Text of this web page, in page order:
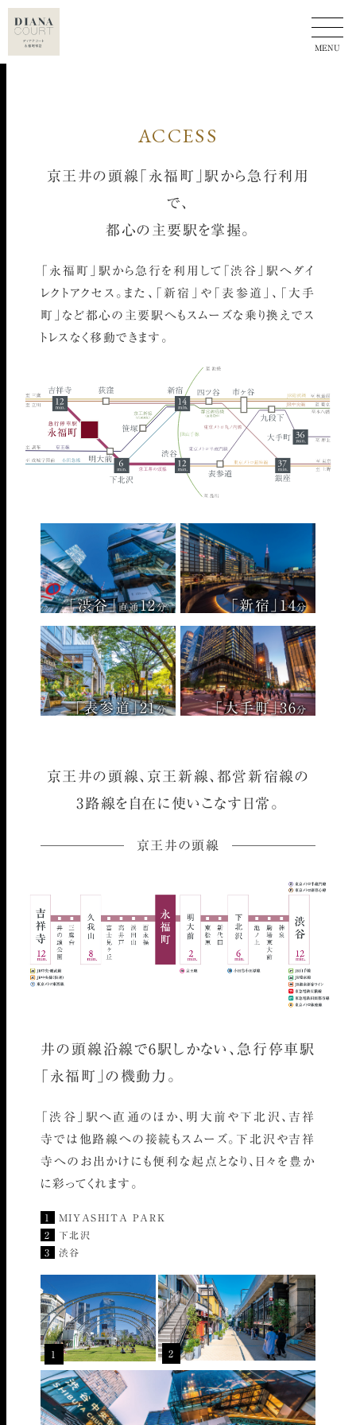
ACCESS
京王井の頭線「永福町」駅から急行利用
で、
都心の主要駅を掌握。
「永福町」駅から急行を利用して「渋谷」駅へダイ
レクトアクセス。 また、「新宿」や「表参道」、「大手
町」など都心の主要駅へもスムーズな乗り換えでス
トレスなく移動できます。
「渋谷」直通12分 「新宿」 14分
「表参道」21分 「大手町」36分
京王井の頭線、京王新線、都営新宿線の
3路線を自在に使いこなす日常。
京王井の頭線
井の頭線沿線で6駅しかない、 急行停車駅
「永福町」の機動力。
「渋谷」駅へ直通のほか、明大前や下北沢、吉祥
寺では他路線への接続もスムーズ。下北沢や吉祥
寺へのお出かけにも便利な起点となり、日々を豊か
に彩ってくれます。
1
MIYASHITA PARK
2
下北沢
3
渋谷
1 2